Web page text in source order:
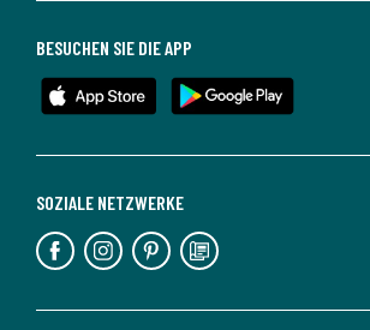
SOZIALE NETZWERKE
BESUCHEN SIE DIE APP